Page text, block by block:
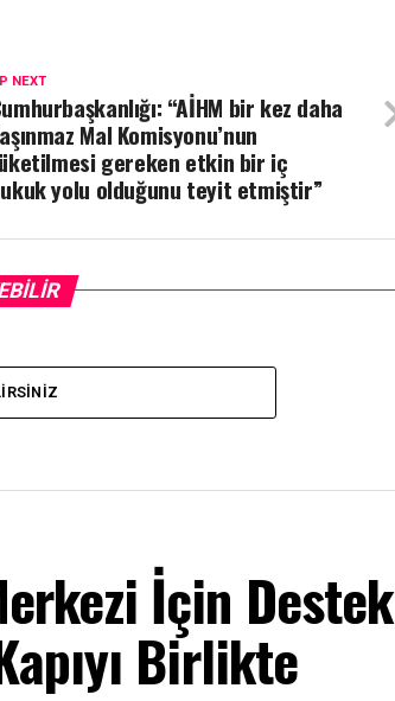
NEXT
“AİHM bir kez daha
Mal Komisyonu’nun
gereken etkin bir iç
yolu olduğunu teyit etmiştir”
İçin Destek
Birlikte